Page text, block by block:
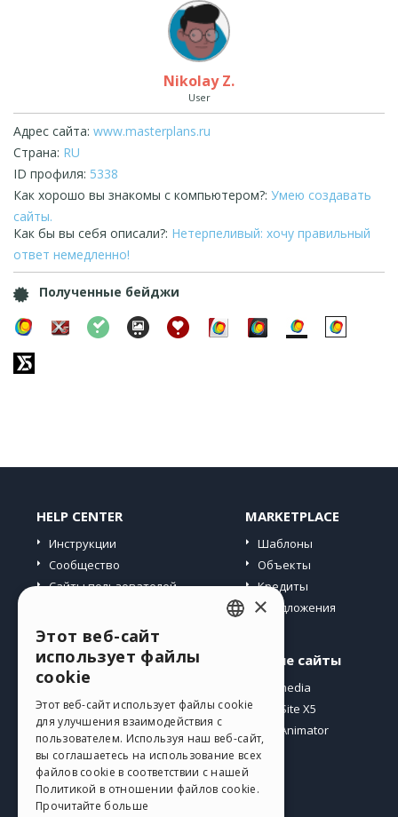
Nikolay Z.
User
Адрес сайта: www.masterplans.ru
Страна: RU
ID профиля: 5338
Как хорошо вы знакомы с компьютером?: Умею создавать
сайты.
Как бы вы себя описали?: Нетерпеливый: хочу правильный
ответ немедленно!
Полученные бейджи
HELP CENTER
Инструкции
Сообщество
Сайты пользователей
MARKETPLACE
Шаблоны
Объекты
Кредиты
Предложения
Профиль
Мои посты
Мои лицензии
Загрузить
Веб-хостинг
Мои кредиты
Другие сайты
Incomedia
WebSite X5
WebAnimator
GERMAN
SPANISH
PORTUGUESE
POLISH
×
Этот веб-сайт
использует файлы
cookie
Этот веб-сайт использует файлы cookie
для улучшения взаимодействия с
пользователем. Используя наш веб-сайт,
вы соглашаетесь на использование всех
файлов cookie в соответствии с нашей
Политикой в ​​отношении файлов cookie.
Прочитайте больше